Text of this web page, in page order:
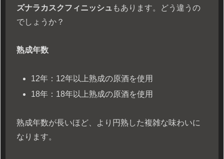
ズナラカスクフィニッシュ もあります。どう違うの
でしょうか？
熟成年数
12年：12年以上熟成の原酒を使用
18年：18年以上熟成の原酒を使用
熟成年数が長いほど、より円熟した複雑な味わいに
なります。